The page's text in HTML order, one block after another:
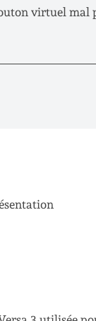
virtuel mal